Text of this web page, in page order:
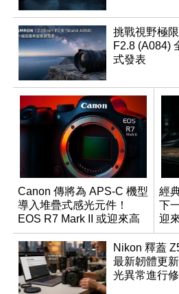
挑戰視野極
F2.8 (A084)
式發表
Canon 傳將為 APS-C 機型
導入堆疊式感光元件！
EOS R7 Mark II 或迎來高
速讀出升級
經
下
迎
優
Nikon 釋蓋
最新韌體更
光異常進行